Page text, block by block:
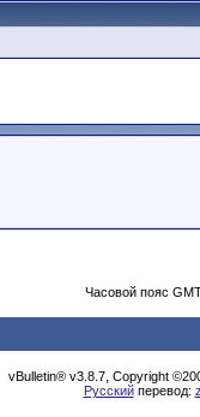
Часовой пояс
vBulletin® v3.8.7, Copyright
Русскийперевод: